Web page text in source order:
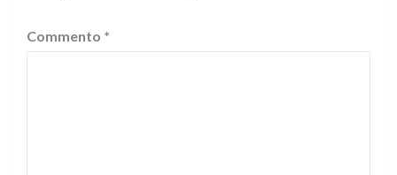
Commento *